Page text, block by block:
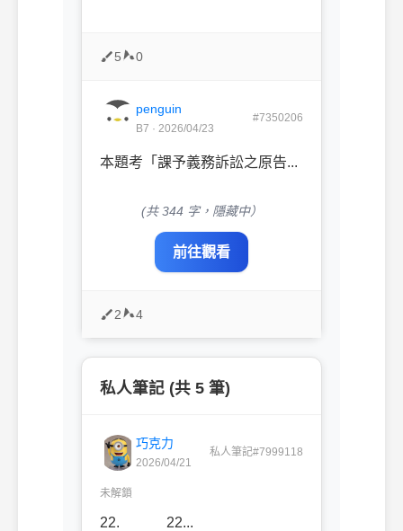
5 0
penguin
B7 · 2026/04/23
#7350206
本題考「課予義務訴訟之原告...
(共 344 字，隱藏中）
前往觀看
2 4
私人筆記 (共 5 筆)
巧克力
2026/04/21
私人筆記#7999118
未解鎖
22. 22...